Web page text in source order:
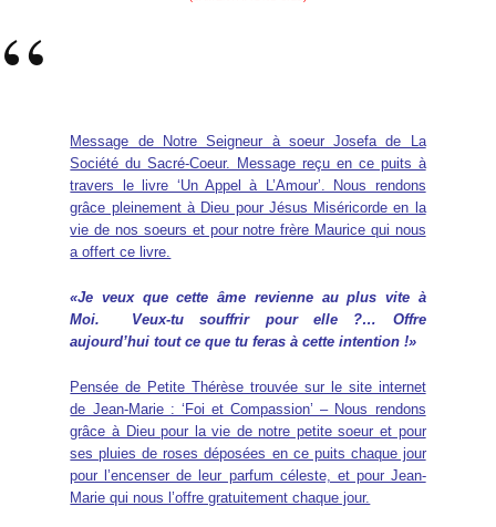
Message de Notre Seigneur à soeur Josefa de La
Société du Sacré-Coeur. Message reçu en ce puits à
travers le livre ‘Un Appel à L’Amour’. Nous rendons
grâce pleinement à Dieu pour Jésus Miséricorde en la
vie de nos soeurs et pour notre frère Maurice qui nous
a offert ce livre.
«Je veux que cette âme revienne au plus vite à
Moi. Veux-tu souffrir pour elle ?… Offre
aujourd’hui tout ce que tu feras à cette intention !»
Pensée de Petite Thérèse trouvée sur le site internet
de Jean-Marie : ‘Foi et Compassion’ – Nous rendons
grâce à Dieu pour la vie de notre petite soeur et pour
ses pluies de roses déposées en ce puits chaque jour
pour l’encenser de leur parfum céleste, et pour Jean-
Marie qui nous l’offre gratuitement chaque jour.